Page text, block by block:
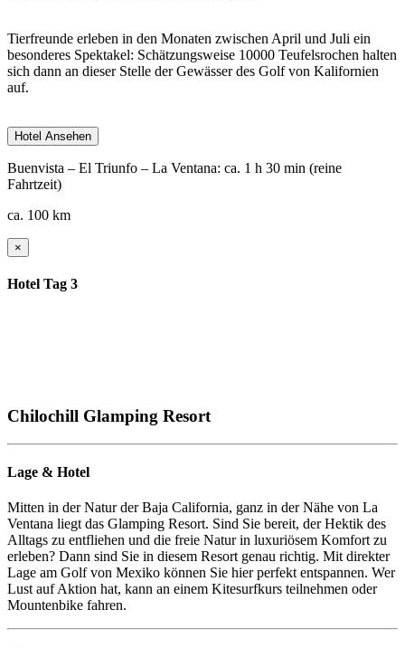
Tierfreunde erleben in den Monaten zwischen April und Juli ein
besonderes Spektakel: Schätzungsweise 10000 Teufelsrochen halten
sich dann an dieser Stelle der Gewässer des Golf von Kalifornien
auf.
Hotel Ansehen
Buenvista – El Triunfo – La Ventana: ca. 1 h 30 min (reine
Fahrtzeit)
ca. 100 km
×
Hotel Tag 3
Chilochill Glamping Resort
Lage & Hotel
Mitten in der Natur der Baja California, ganz in der Nähe von La
Ventana liegt das Glamping Resort. Sind Sie bereit, der Hektik des
Alltags zu entfliehen und die freie Natur in luxuriösem Komfort zu
erleben? Dann sind Sie in diesem Resort genau richtig. Mit direkter
Lage am Golf von Mexiko können Sie hier perfekt entspannen. Wer
Lust auf Aktion hat, kann an einem Kitesurfkurs teilnehmen oder
Mountenbike fahren.